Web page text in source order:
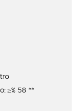
≥% 58 **